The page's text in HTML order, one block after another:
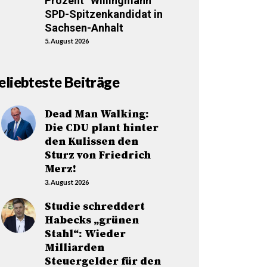
SPD-Spitzenkandidat in
Sachsen-Anhalt
5. August 2026
Beiträge
Dead Man Walking:
Die CDU plant hinter
den Kulissen den
Sturz von Friedrich
Merz!
3. August 2026
Studie schreddert
Habecks „grünen
Stahl“: Wieder
Milliarden
Steuergelder für den